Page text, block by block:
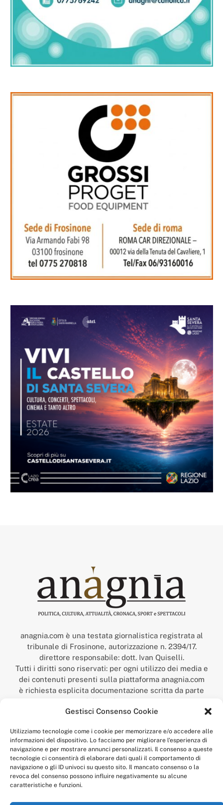
Gestisci Consenso Cookie
Utilizziamo tecnologie come i cookie per memorizzare e/o accedere alle
informazioni del dispositivo. Lo facciamo per migliorare l'esperienza di
navigazione e per mostrare annunci personalizzati. Il consenso a queste
tecnologie ci consentirà di elaborare dati quali il comportamento di
navigazione o gli ID univoci su questo sito. Il mancato consenso o la
revoca del consenso possono influire negativamente su alcune
caratteristiche e funzioni.
anagnia.com è una testata giornalistica registrata al
tribunale di Frosinone, autorizzazione n. 2394/17.
direttore responsabile: dott. Ivan Quiselli.
Tutti i diritti sono riservati: per ogni utilizzo dei media e
dei contenuti presenti sulla piattaforma anagnia.com
è richiesta esplicita documentazione scritta da parte
della redazione.
“Anagnia” è un marchio registrato presso l’Ufficio Italiano
Economico,
num. registrazione: 302017000014044 del 9 febbraio 2017.
Per contatti:redazione@anagnia.com